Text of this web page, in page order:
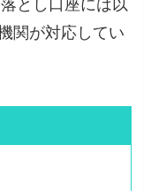
関が対応してい